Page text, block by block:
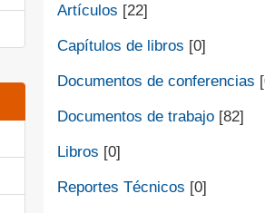
Artículos [22]
Capítulos de libros [0]
Documentos de conferencias
Documentos de trabajo[82]
Libros [0]
Reportes Técnicos [0]